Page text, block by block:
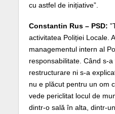
cu astfel de inițiative”.
Constantin Rus – PSD:
activitatea Poliției Locale.
managementul intern al
responsabilitate. Când s-
restructurare ni s-a
nu e plăcut pentru un om
vede periclitat locul de
dintr-o sală în alta, dintr-